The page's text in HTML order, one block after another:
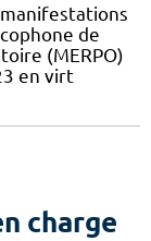
de
(MERPO)
en virt
charge